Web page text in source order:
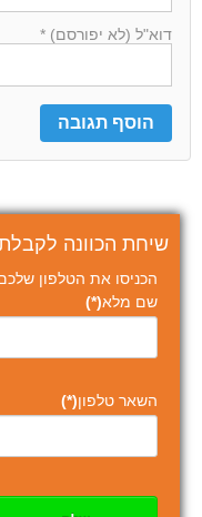
דוא"ל (לא יפורסם) *
שיחת הכוונה
הכניסו את הטלפון
שם מלא(*)
השאר טלפון(*)